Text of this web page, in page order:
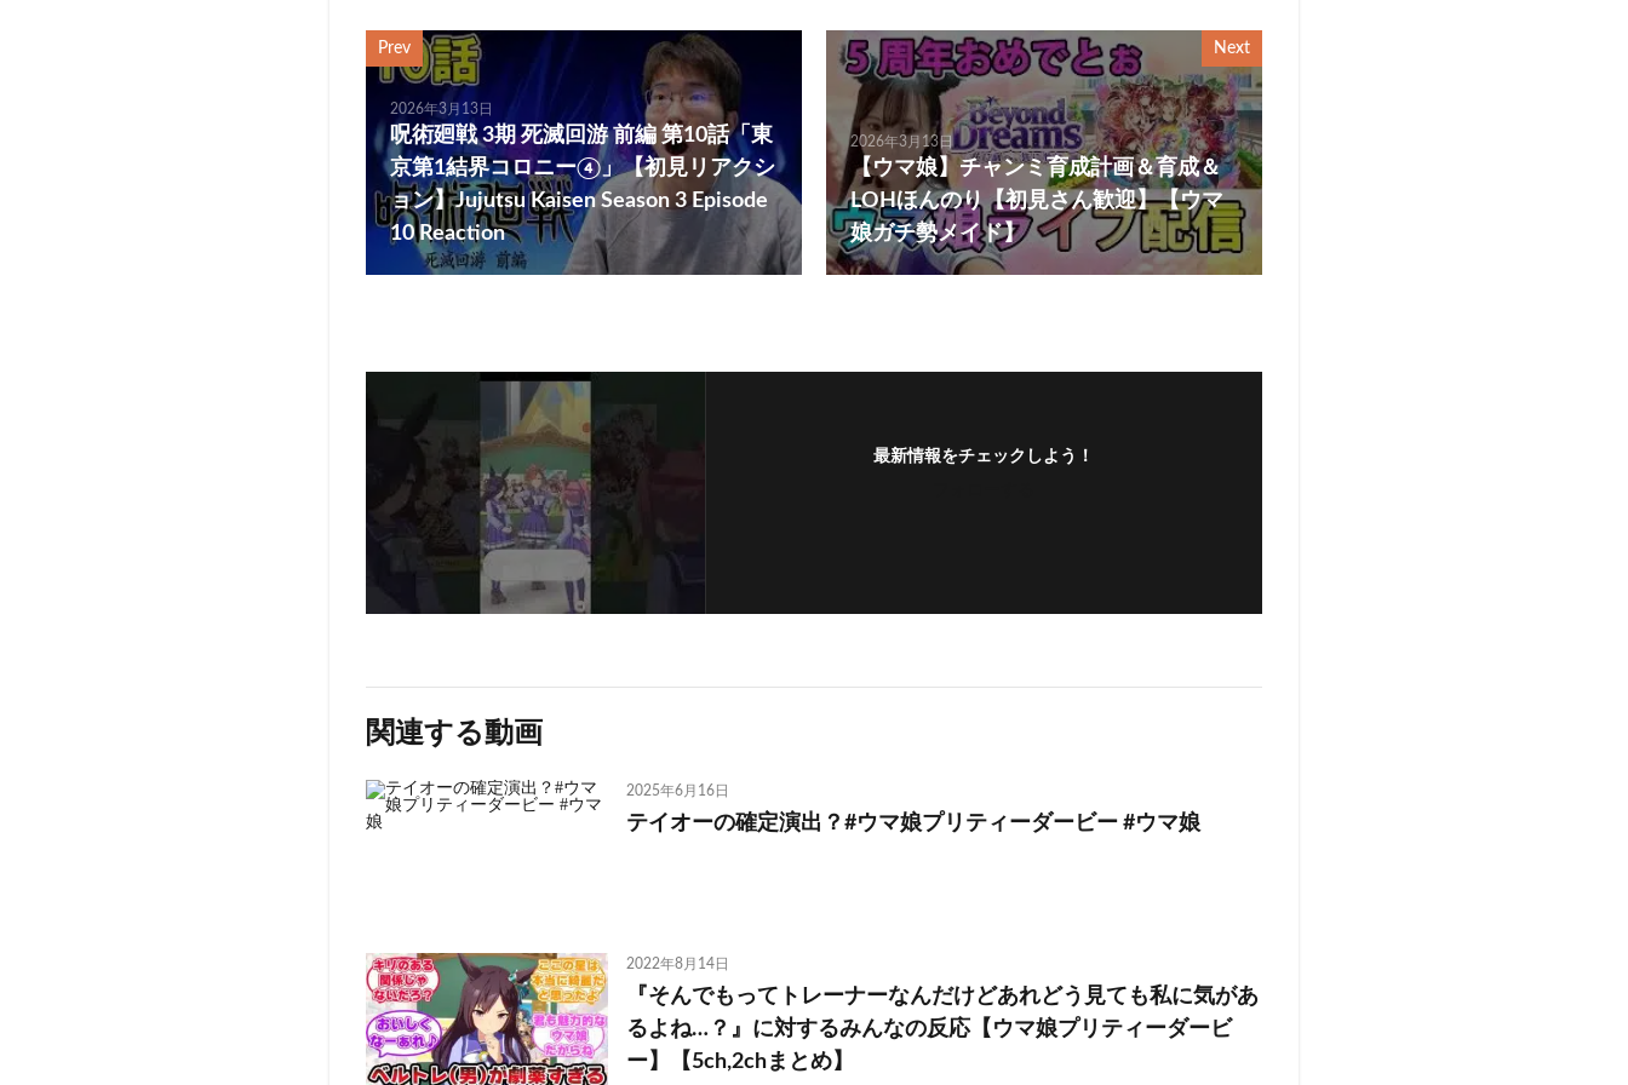
Prev
2026年3月13日
呪術廻戦 3期 死滅回游 前編 第10話「東
京第1結界コロニー④」【初見リアクシ
ョン】Jujutsu Kaisen Season 3 Episode
10 Reaction
Next
2026年3月13日
【ウマ娘】チャンミ育成計画＆育成＆
LOHほんのり【初見さん歓迎】【ウマ
娘ガチ勢メイド】
最新情報をチェックしよう！
関連する動画
2025年6月16日
テイオーの確定演出？#ウマ娘プリティーダービー #ウマ娘
2022年8月14日
『そんでもってトレーナーなんだけどあれどう見ても私に気があ
るよね…？』に対するみんなの反応【ウマ娘プリティーダービ
ー】【5ch,2chまとめ】